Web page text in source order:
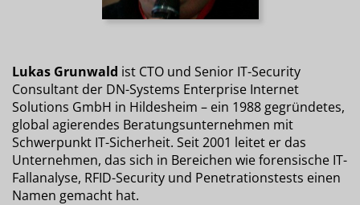
Lukas Grunwald ist CTO und Senior IT-Security
Consultant der DN-Systems Enterprise Internet
Solutions GmbH in Hildesheim – ein 1988 gegründetes,
global agierendes Beratungsunternehmen mit
Schwerpunkt IT-Sicherheit. Seit 2001 leitet er das
Unternehmen, das sich in Bereichen wie forensische IT-
Fallanalyse, RFID-Security und Penetrationstests einen
Namen gemacht hat.